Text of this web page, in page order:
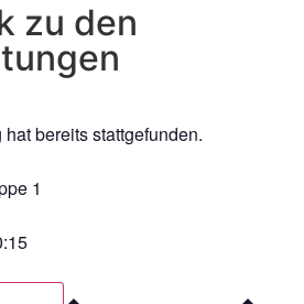
zu den
bereits stattgefunden.
1